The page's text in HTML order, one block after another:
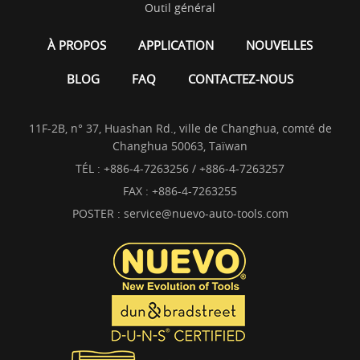
Outil général
À PROPOS APPLICATION NOUVELLES
BLOG FAQ CONTACTEZ-NOUS
11F-2B, n° 37, Huashan Rd., ville de Changhua, comté de
Changhua 50063, Taïwan
TÉL : +886-4-7263256 / +886-4-7263257
FAX : +886-4-7263255
POSTER : service@nuevo-auto-tools.com